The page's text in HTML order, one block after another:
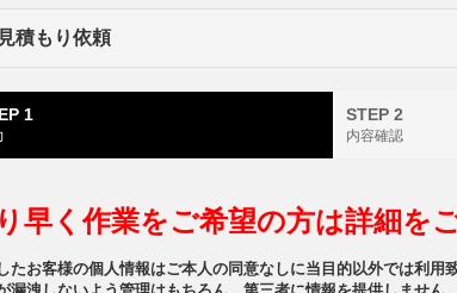
積もり依頼
1 STEP 2
内容確認
早く作業をご希望の方は詳細を
たお客様の個人情報はご本人の同意なしに当目的以外では利用